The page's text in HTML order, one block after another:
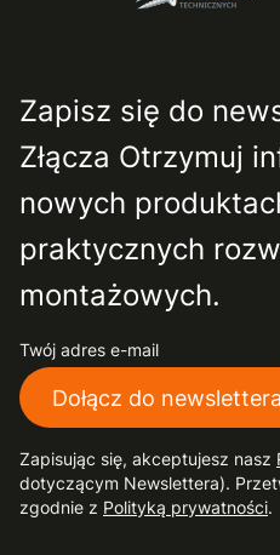
Zapisz się do
Złącza Otrzymuj
nowych
praktycznych
montażowych.
Twój adres e-mail
Dołącz do newslettera
Zapisując się, akceptujesz nasz
dotyczącym Newslettera).
zgodnie z Polityką prywatności.